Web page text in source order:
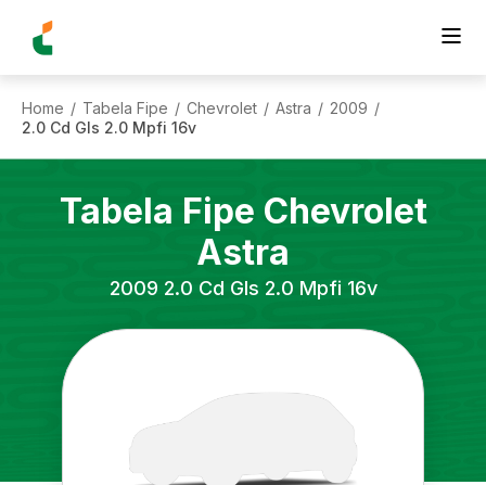
Home / Tabela Fipe / Chevrolet / Astra / 2009 /
2.0 Cd Gls 2.0 Mpfi 16v
Tabela Fipe Chevrolet
Astra
2009 2.0 Cd Gls 2.0 Mpfi 16v